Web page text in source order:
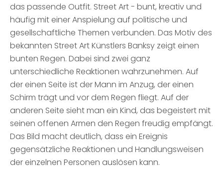
das passende Outfit. Street Art - bunt, kreativ und
häufig mit einer Anspielung auf politische und
gesellschaftliche Themen verbunden. Das Motiv des
bekannten Street Art Künstlers Banksy zeigt einen
bunten Regen. Dabei sind zwei ganz
unterschiedliche Reaktionen wahrzunehmen. Auf
der einen Seite ist der Mann im Anzug, der einen
Schirm trägt und vor dem Regen fliegt. Auf der
anderen Seite sieht man ein Kind, das begeistert mit
seinen offenen Armen den Regen freudig empfängt.
Das Bild macht deutlich, dass ein Ereignis
gegensätzliche Reaktionen und Handlungsweisen
der einzelnen Personen auslösen kann.